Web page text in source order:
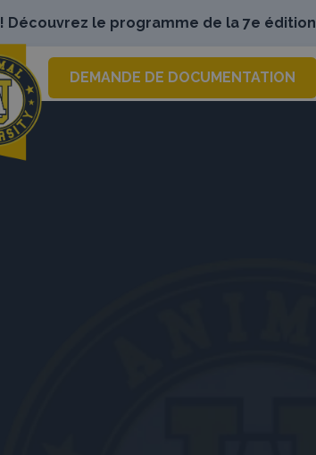
le programme de la 7e édition
DEMANDE DE DOCUMENTATION